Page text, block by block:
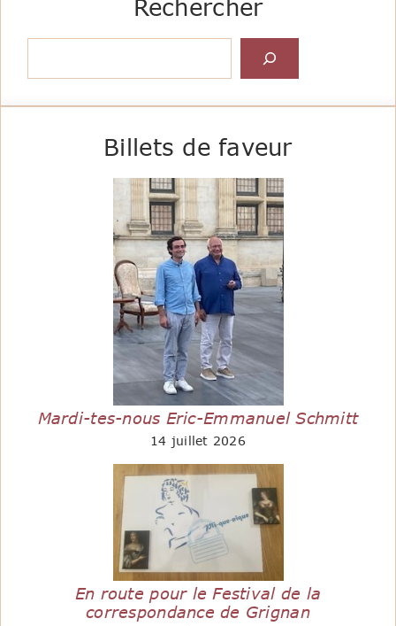
Rechercher
Billets de faveur
Mardi-tes-nous Eric-Emmanuel Schmitt
14 juillet 2026
En route pour le Festival de la
correspondance de Grignan